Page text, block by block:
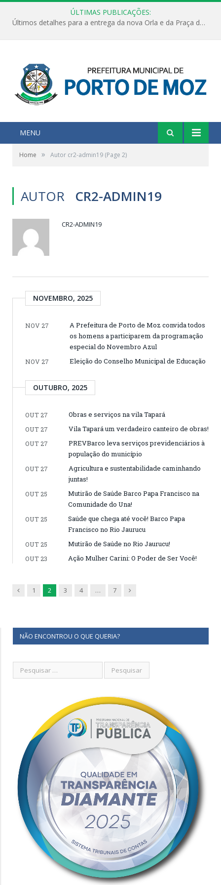
ÚLTIMAS PUBLICAÇÕES:
Últimos detalhes para a entrega da nova Orla e da Praça do Praião
MENU
Home » Autor cr2-admin19 (Page 2)
AUTOR CR2-ADMIN19
CR2-ADMIN19
NOVEMBRO, 2025
NOV 27
A Prefeitura de Porto de Moz convida todos
os homens a participarem da programação
especial do Novembro Azul
NOV 27
Eleição do Conselho Municipal de Educação
OUTUBRO, 2025
OUT 27
Obras e serviços na vila Tapará
OUT 27
Vila Tapará um verdadeiro canteiro de obras!
OUT 27
PREVBarco leva serviços previdenciários à
população do município
OUT 27
Agricultura e sustentabilidade caminhando
juntas!
OUT 25
Mutirão de Saúde Barco Papa Francisco na
Comunidade do Una!
OUT 25
Saúde que chega até você! Barco Papa
Francisco no Rio Jaurucu
OUT 25
Mutirão de Saúde no Rio Jaurucu!
OUT 23
Ação Mulher Carini: O Poder de Ser Você!
Previous
1 2 3 4 … 7 Next
NÃO ENCONTROU O QUE QUERIA?